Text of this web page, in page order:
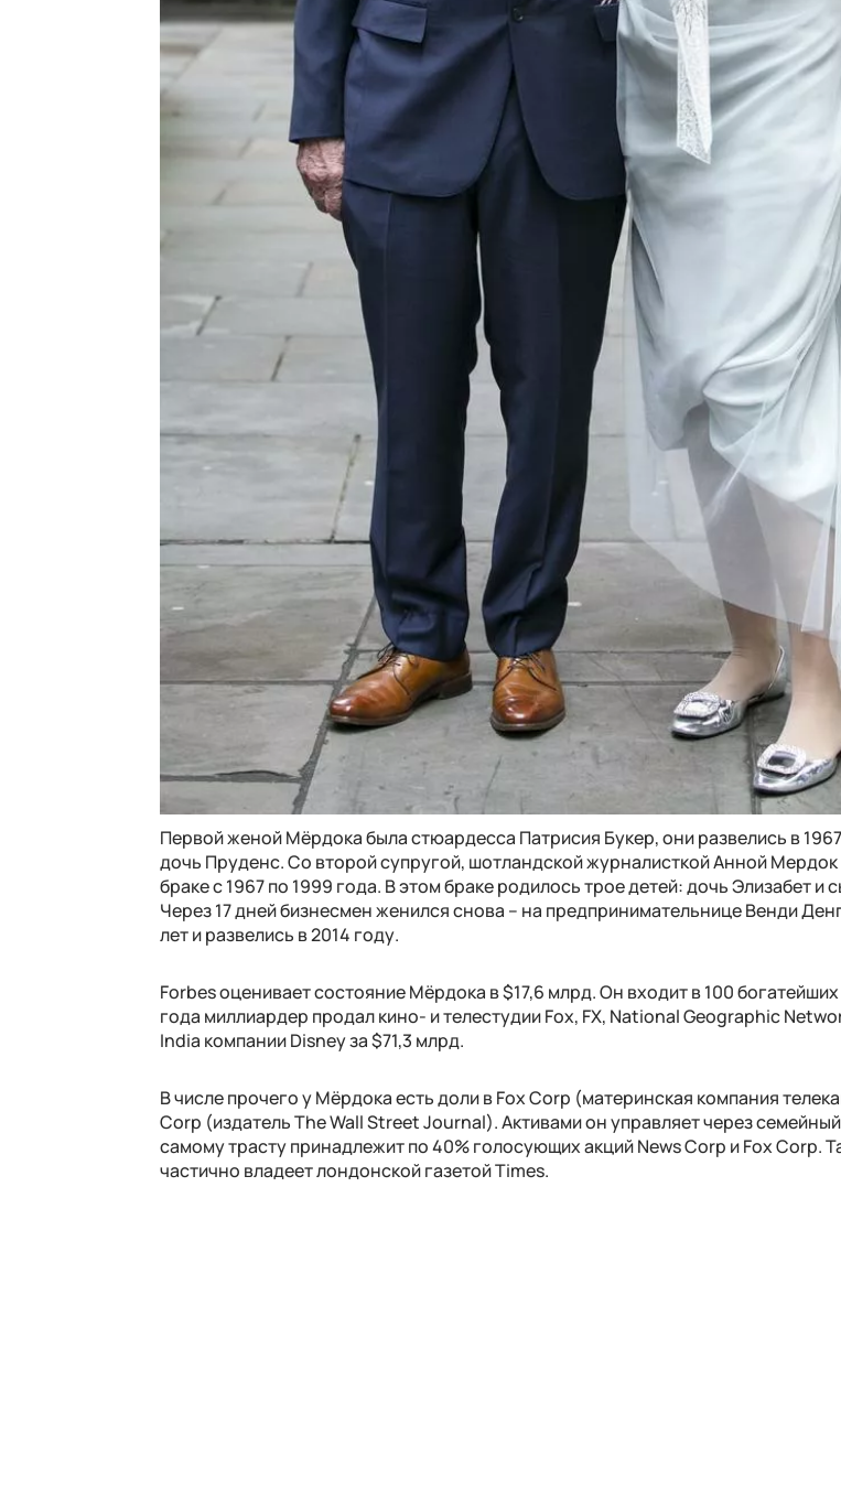
Первой женой Мёрдока была стюардесса Патрисия Букер, они развелись в
дочь Пруденс. Со второй супругой, шотландской журналисткой Анной
браке с 1967 по 1999 года. В этом браке родилось трое детей: дочь Элизабет
Через 17 дней бизнесмен женился снова – на предпринимательнице Венди
лет и развелись в 2014 году.
Forbes оценивает состояние Мёрдока в $17,6 млрд. Он входит в 100
года миллиардер продал кино- и телестудии Fox, FX, National Geographic
India компании Disney за $71,3 млрд.
В числе прочего у Мёрдока есть доли в Fox Corp (материнская компания
Corp (издатель The Wall Street Journal). Активами он управляет через
самому трасту принадлежит по 40% голосующих акций News Corp и Fox Corp.
частично владеет лондонской газетой Times.